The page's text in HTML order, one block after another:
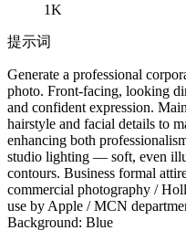
1K
提示词
Generate a professional
photo. Front-facing, looking
and confident expression.
hairstyle and facial details to
enhancing both
studio lighting — soft, even
contours. Business formal
commercial photography /
use by Apple / MCN
Background: Blue